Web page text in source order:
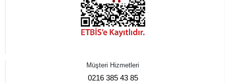
Müşteri Hizmetleri
0216 385 43 85